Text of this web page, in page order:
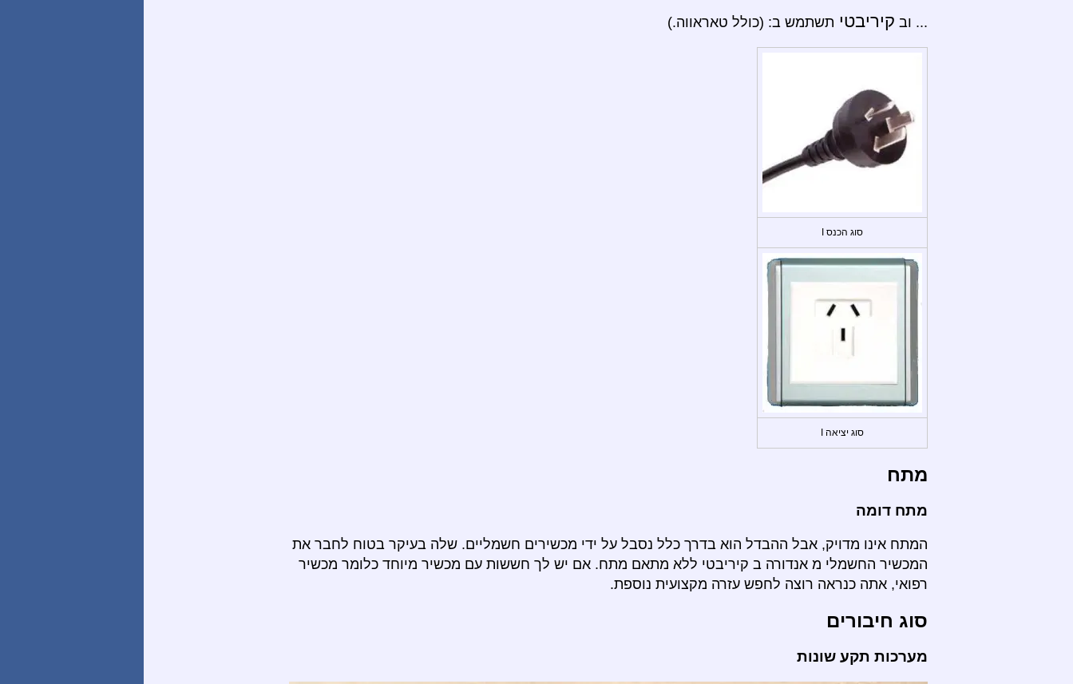
... וב קיריבטי תשתמש ב: (כולל טאראווה.)
סוג הכנס I
סוג יציאה I
מתח
מתח דומה
המתח אינו מדויק, אבל ההבדל הוא בדרך כלל נסבל על ידי מכשירים חשמליים. שלה בעיקר בטוח לחבר את
המכשיר החשמלי מ אנדורה ב קיריבטי ללא מתאם מתח. אם יש לך חששות עם מכשיר מיוחד כלומר מכשיר
רפואי, אתה כנראה רוצה לחפש עזרה מקצועית נוספת.
סוג חיבורים
מערכות תקע שונות